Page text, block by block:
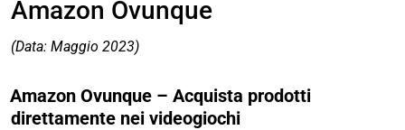
Amazon Ovunque
(Data: Maggio 2023)
Amazon Ovunque – Acquista prodotti
direttamente nei videogiochi